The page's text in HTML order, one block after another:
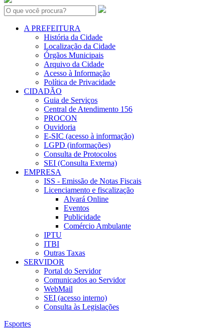
Search:
A PREFEITURA
História da Cidade
Localização da Cidade
Órgãos Municipais
Arquivo da Cidade
Acesso à Informação
Política de Privacidade
CIDADÃO
Guia de Serviços
Central de Atendimento 156
PROCON
Ouvidoria
E-SIC (acesso à informação)
LGPD (informações)
Consulta de Protocolos
SEI (Consulta Externa)
EMPRESA
ISS - Emissão de Notas Fiscais
Licenciamento e fiscalização
Alvará Online
Eventos
Publicidade
Comércio Ambulante
IPTU
ITBI
Outras Taxas
SERVIDOR
Portal do Servidor
Comunicados ao Servidor
WebMail
SEI (acesso interno)
Consulta às Legislações
Esportes